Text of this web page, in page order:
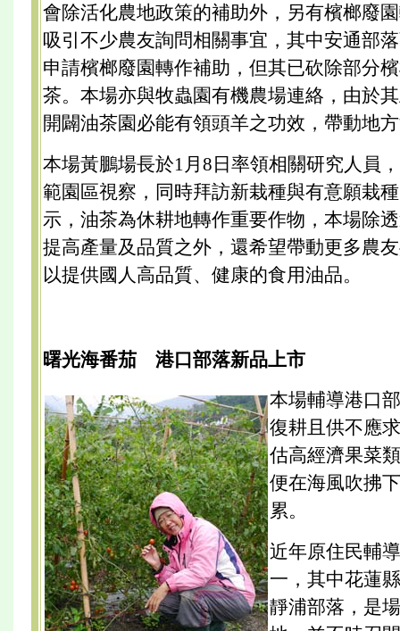
會除活化農地政策的補助外，另有檳榔廢
吸引不少農友詢問相關事宜，其中安通部
申請檳榔廢園轉作補助，但其已砍除部分
茶。本場亦與牧蟲園有機農場連絡，由於
開闢油茶園必能有領頭羊之功效，帶動地
本場黃鵬場長於1月8日率領相關研究人員
範園區視察，同時拜訪新栽種與有意願栽
示，油茶為休耕地轉作重要作物，本場除
提高產量及品質之外，還希望帶動更多農
以提供國人高品質、健康的食用油品。
曙光海番茄 港口部落新品上市
本場輔導港口
復耕且供不應
估高經濟果菜
便在海風吹拂
累。
近年原住民輔
一，其中花蓮
靜浦部落，是